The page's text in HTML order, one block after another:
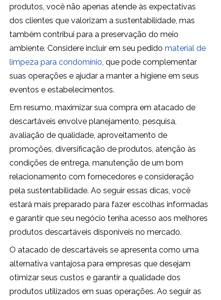
produtos, você não apenas atende às expectativas
dos clientes que valorizam a sustentabilidade, mas
também contribui para a preservação do meio
ambiente. Considere incluir em seu pedidomaterial de
limpeza para condomínio, que pode complementar
suas operações e ajudar a manter a higiene em seus
eventos e estabelecimentos.
Em resumo, maximizar sua compra em atacado de
descartáveis envolve planejamento, pesquisa,
avaliação de qualidade, aproveitamento de
promoções, diversificação de produtos, atenção às
condições de entrega, manutenção de um bom
relacionamento com fornecedores e consideração
pela sustentabilidade. Ao seguir essas dicas, você
estará mais preparado para fazer escolhas informadas
e garantir que seu negócio tenha acesso aos melhores
produtos descartáveis disponíveis no mercado.
O atacado de descartáveis se apresenta como uma
alternativa vantajosa para empresas que desejam
otimizar seus custos e garantir a qualidade dos
produtos utilizados em suas operações. Ao seguir as